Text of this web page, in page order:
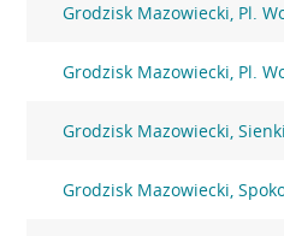
Grodzisk Mazowiecki, Pl.
Grodzisk Mazowiecki, Pl.
Grodzisk Mazowiecki,
Grodzisk Mazowiecki,